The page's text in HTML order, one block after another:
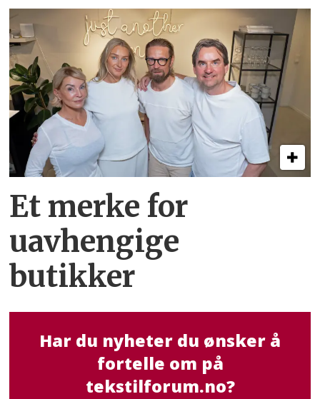
Et merke for
uavhengige
butikker
Har du nyheter du ønsker å
fortelle om på
tekstilforum.no?